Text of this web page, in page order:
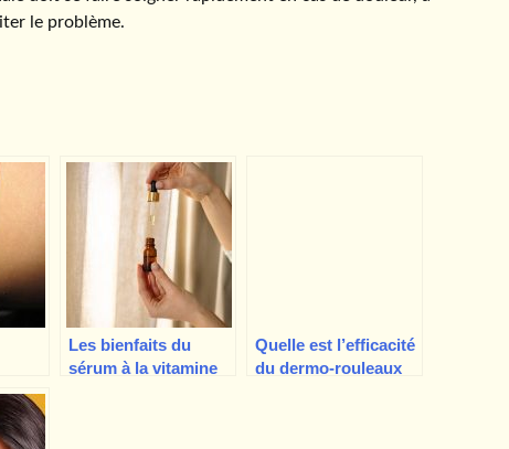
le problème.
Les bienfaits du
sérum à la vitamine
Quelle est l’efficacité
du dermo-rouleaux